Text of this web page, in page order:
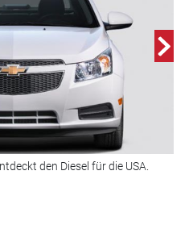
den Diesel für die USA.